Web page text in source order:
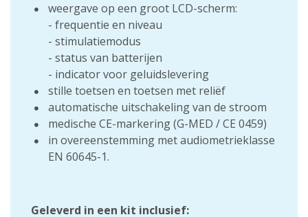
weergave op een groot LCD-scherm:
- frequentie en niveau
- stimulatiemodus
- status van batterijen
- indicator voor geluidslevering
stille toetsen en toetsen met reliëf
automatische uitschakeling van de stroom
medische CE-markering (G-MED / CE 0459)
in overeenstemming met audiometrieklasse
EN 60645-1.
Geleverd in een kit inclusief: